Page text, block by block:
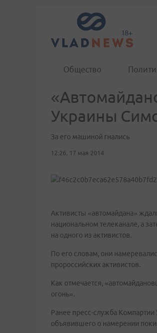
Общество
Украины
За его машиной гнались
12:26, 17 мая 2014
Активисты «автомайдана»
национальном телеканале, а
на одного из активистов.
По его словам, они
пророссийских активистов.
Как отмечается,
огонь».
Ранее пресс-служба
объявившего о намерении